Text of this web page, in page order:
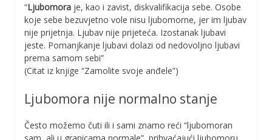
“Ljubomora je, kao i zavist, diskvalifikacija sebe. Osobe
koje sebe bezuvjetno vole nisu ljubomorne, jer im ljubav
nije prijetnja. Ljubav nije prijeteća. Izostanak ljubavi
jeste. Pomanjkanje ljubavi dolazi od nedovoljno ljubavi
prema samom sebi”
(Citat iz knjige “Zamolite svoje anđele”)
Ljubomora nije normalno stanje
Često možemo čuti ili i sami znamo reći “ljubomoran